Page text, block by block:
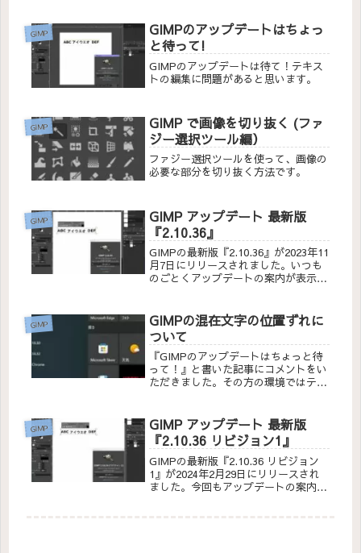
GIMP
GIMPのアップデートはちょっ
と待って!
GIMPのアップデートは待て！テキス
トの編集に問題があると思います。
GIMP
GIMP で画像を切り抜く (ファ
ジー選択ツール編）
ファジー選択ツールを使って、画像の
必要な部分を切り抜く方法です。
GIMP
GIMP アップデート 最新版
『2.10.36』
GIMPの最新版『2.10.36』が2023年11
月7日にリリースされました。いつも
のごとくアップデートの案内が表示さ
ックしてみました。
GIMP
GIMPの混在文字の位置ずれに
ついて
『GIMPのアップデートはちょっと待
って！』と書いた記事にコメントをい
ただきました。その方の環境ではテキ
かに設定を詳しく見ていなかった上
に、フォントも決まったものしか使っ
ていなかったので、それが原因かもし
れないと考えて色々試してみました。
GIMP
GIMP アップデート 最新版
『2.10.36 リビジョン1』
GIMPの最新版『2.10.36 リビジョン
1』が2024年2月29日にリリースされ
ました。今回もアップデートの案内が